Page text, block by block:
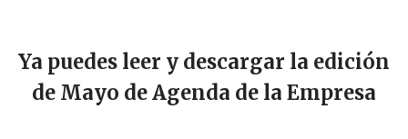
Ya puedes leer y descargar la edición
de Mayo de Agenda de la Empresa